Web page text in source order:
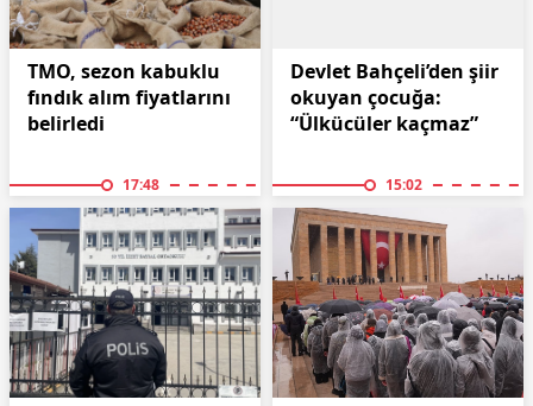
TMO, sezon kabuklu
fındık alım fiyatlarını
belirledi
17:48
Devlet Bahçeli’den şiir
okuyan çocuğa:
“Ülkücüler kaçmaz”
15:02